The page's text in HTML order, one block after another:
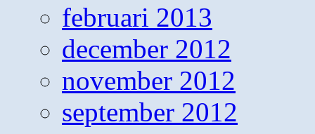
februari 2013
december 2012
november 2012
september 2012